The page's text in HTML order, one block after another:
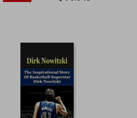
$ 169.909
$ 93.450
45%
dcto.